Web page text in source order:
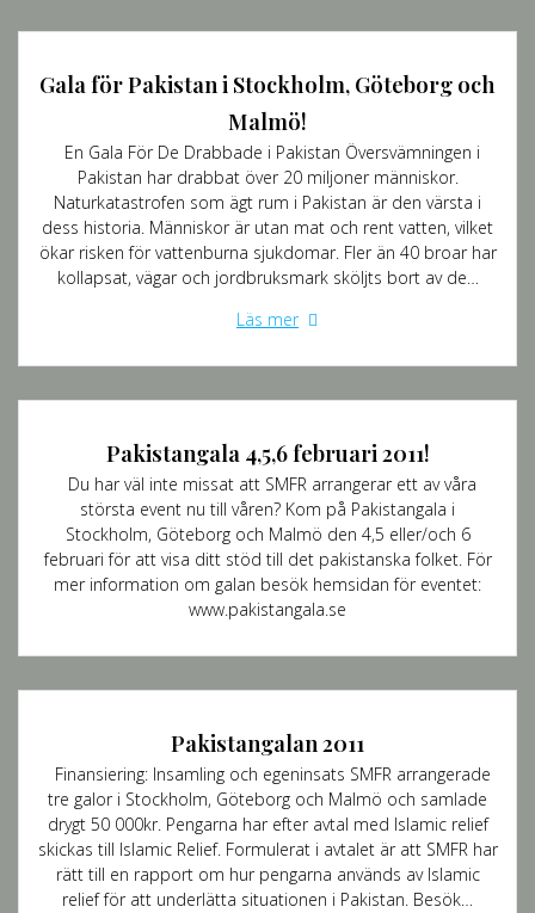
Gala för Pakistan i Stockholm, Göteborg och
Malmö!
En Gala För De Drabbade i Pakistan Översvämningen i
Pakistan har drabbat över 20 miljoner människor.
Naturkatastrofen som ägt rum i Pakistan är den värsta i
dess historia. Människor är utan mat och rent vatten, vilket
ökar risken för vattenburna sjukdomar. Fler än 40 broar har
kollapsat, vägar och jordbruksmark sköljts bort av de…
Läs mer
Pakistangala 4,5,6 februari 2011!
Du har väl inte missat att SMFR arrangerar ett av våra
största event nu till våren? Kom på Pakistangala i
Stockholm, Göteborg och Malmö den 4,5 eller/och 6
februari för att visa ditt stöd till det pakistanska folket. För
mer information om galan besök hemsidan för eventet:
www.pakistangala.se
Pakistangalan 2011
Finansiering: Insamling och egeninsats SMFR arrangerade
tre galor i Stockholm, Göteborg och Malmö och samlade
drygt 50 000kr. Pengarna har efter avtal med Islamic relief
skickas till Islamic Relief. Formulerat i avtalet är att SMFR har
rätt till en rapport om hur pengarna används av Islamic
relief för att underlätta situationen i Pakistan. Besök…